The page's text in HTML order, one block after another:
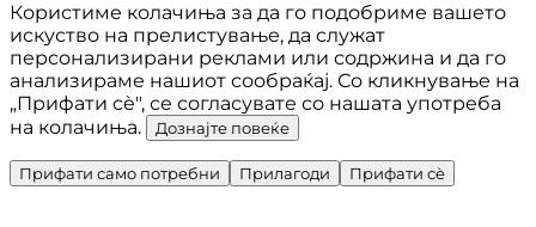
Користиме колачиња за да го подобриме вашето
искуство на прелистување, да служат
персонализирани реклами или содржина и да го
анализираме нашиот сообраќај. Со кликнување на
„Прифати сè", се согласувате со нашата употреба
на колачиња.
Дознајте повеќе
Прифати само потребни Прилагоди Прифати сè